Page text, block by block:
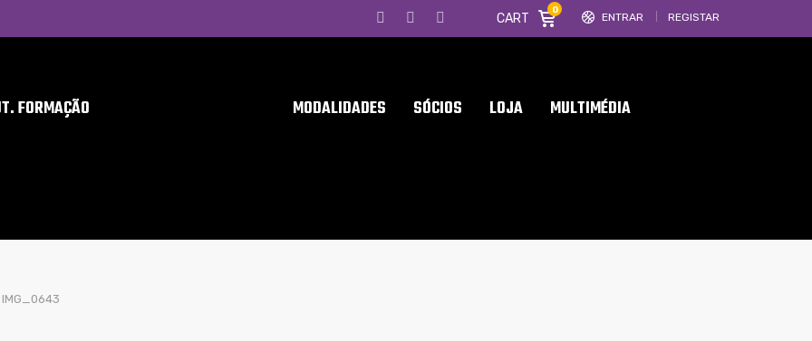
ENTRAR REGISTAR
CART
0
FORMAÇÃO MODALIDADES SÓCIOS LOJA MULTIMÉDIA
IMG_0643